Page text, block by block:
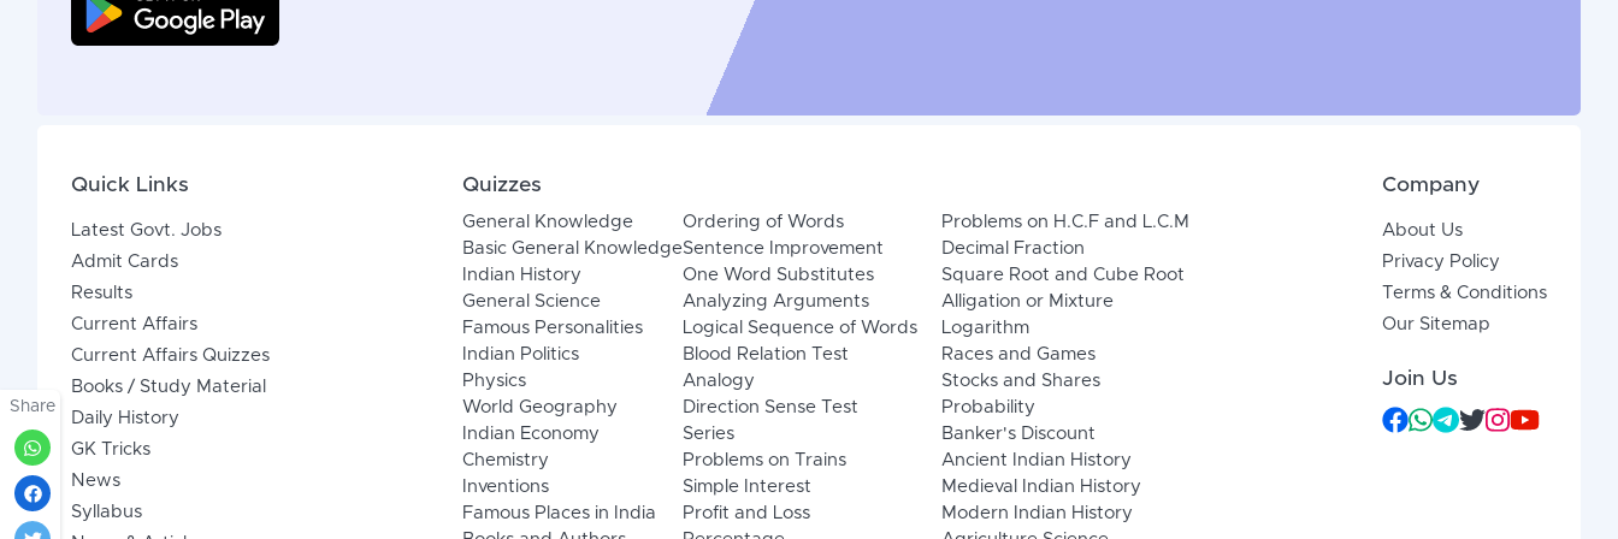
Share
Quick Links
Latest Govt. Jobs
Admit Cards
Results
Current Affairs
Current Affairs Quizzes
Books / Study Material
Daily History
GK Tricks
News
Syllabus
Quizzes
General Knowledge
Basic General Knowledge
Indian History
General Science
Famous Personalities
Indian Politics
Physics
World Geography
Indian Economy
Chemistry
Inventions
Famous Places in India
Ordering of Words
Sentence Improvement
One Word Substitutes
Analyzing Arguments
Logical Sequence of Words
Blood Relation Test
Analogy
Direction Sense Test
Series
Problems on Trains
Simple Interest
Profit and Loss
Problems on H.C.F and L.C.M
Decimal Fraction
Square Root and Cube Root
Alligation or Mixture
Logarithm
Races and Games
Stocks and Shares
Probability
Banker's Discount
Ancient Indian History
Medieval Indian History
Modern Indian History
Company
About Us
Privacy Policy
Terms & Conditions
Our Sitemap
Join Us